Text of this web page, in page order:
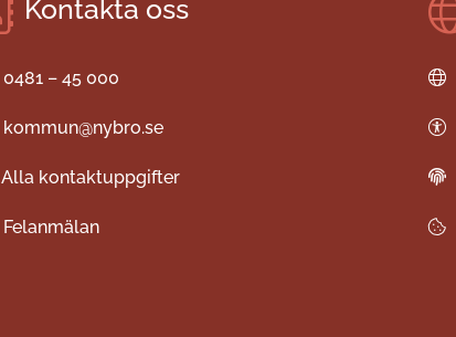
Kontakta oss
0481 – 45 000
kommun@nybro.se
Alla kontaktuppgifter
Felanmälan